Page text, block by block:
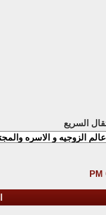
السريع